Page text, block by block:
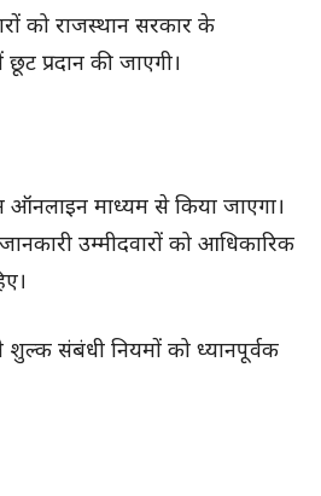
को राजस्थान सरकार के
प्रदान की जाएगी।
माध्यम से किया जाएगा।
उम्मीदवारों को आधिकारिक
संबंधी नियमों को ध्यानपूर्वक